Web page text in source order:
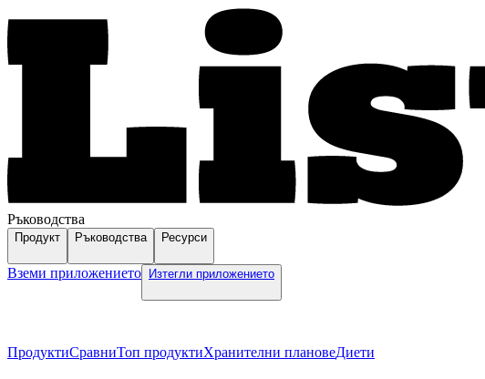
Ръководства
Продукт Ръководства Ресурси
Вземи приложението Изтегли приложението
ПродуктиСравниТоп продуктиХранителни плановеДиети